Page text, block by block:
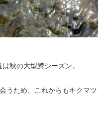
秋の大型鱒シーズン。
うため、これからもキクマ